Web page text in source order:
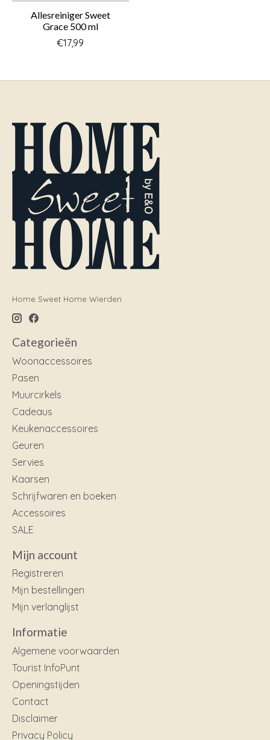
Allesreiniger Sweet
Grace 500 ml
€17,99
Home Sweet Home Wierden
Categorieën
Woonaccessoires
Pasen
Muurcirkels
Cadeaus
Keukenaccessoires
Geuren
Servies
Kaarsen
Schrijfwaren en boeken
Accessoires
SALE
Mijn account
Registreren
Mijn bestellingen
Mijn verlanglijst
Informatie
Algemene voorwaarden
Tourist InfoPunt
Openingstijden
Contact
Disclaimer
Privacy Policy